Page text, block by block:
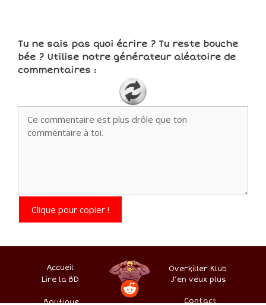
Tu ne sais pas quoi écrire ? Tu reste bouche
bée ? Utilise notre générateur aléatoire de
commentaires :
Clique pour copier !
.
Accueil
–
Lire la BD –
Boutique
J’en veux plus
–
Overkiller Klub
–
Contact